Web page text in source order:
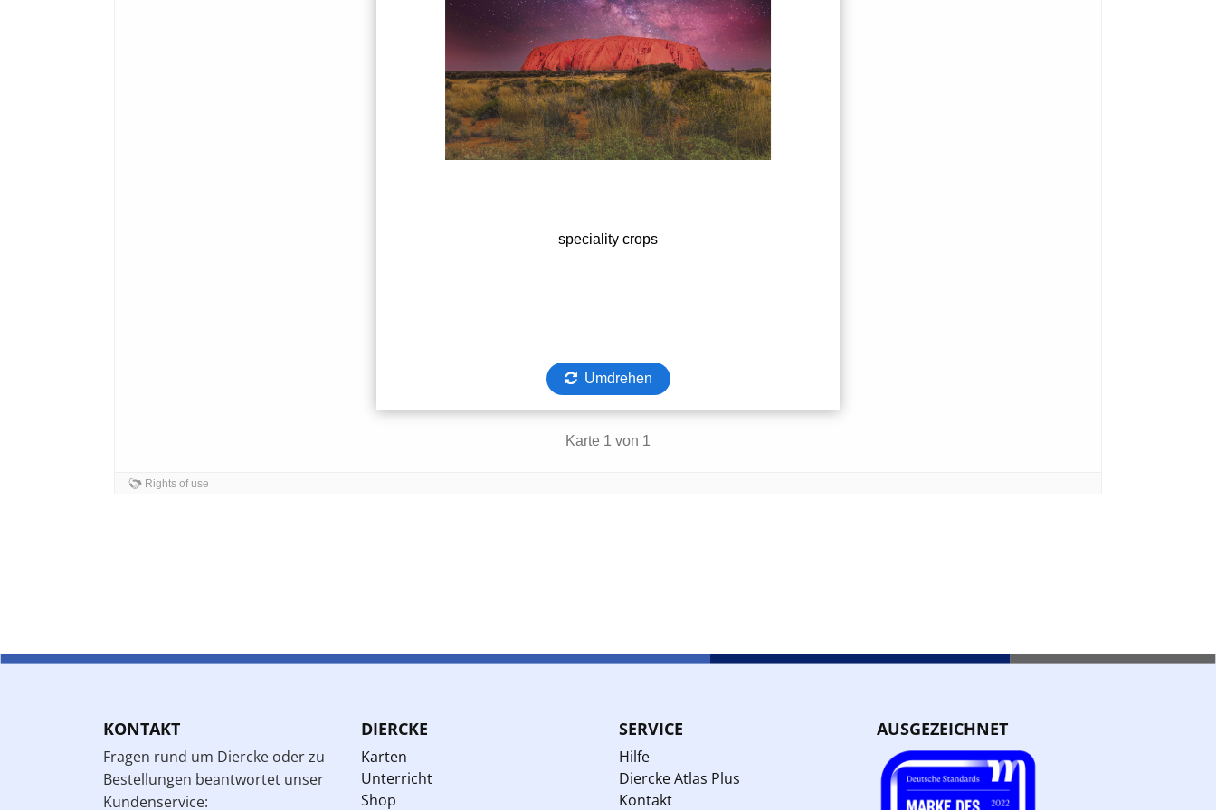
KONTAKT
Fragen rund um Diercke oder zu
Bestellungen beantwortet unser
Kundenservice:
DIERCKE
Karten
Unterricht
Shop
SERVICE
Hilfe
Diercke Atlas Plus
Kontakt
AUSGEZEICHNET